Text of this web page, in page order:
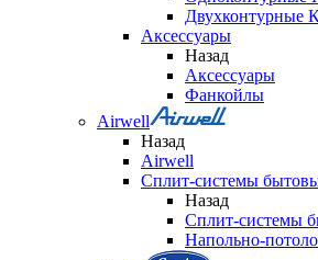
Двухконтурные
Аксессуары
Назад
Аксессуары
Фанкойлы
Airwell
Назад
Airwell
Сплит-системы
Назад
Сплит-системы
Напольно-